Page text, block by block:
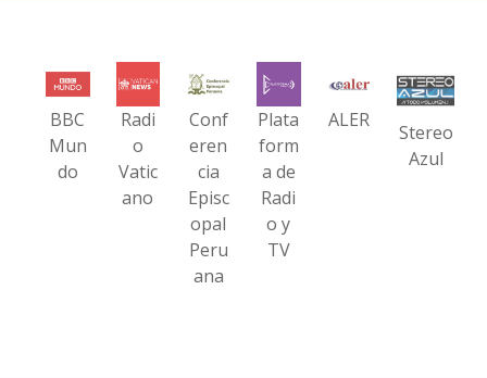
BBC
Mun
do
Radi
o
Vatic
ano
Conf
eren
cia
Episc
opal
Peru
ana
Plata
form
a de
Radi
o y
TV
ALER
Stereo
Azul